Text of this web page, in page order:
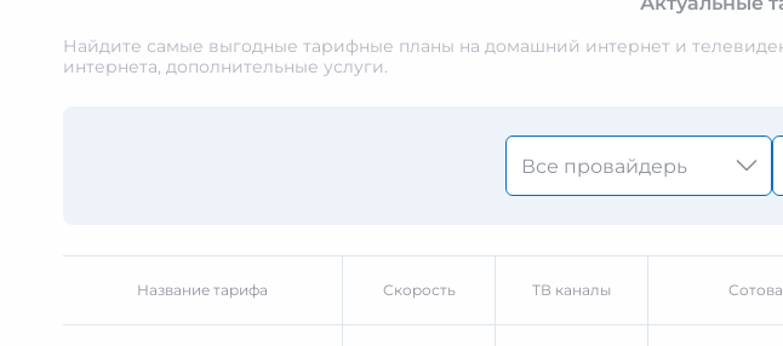
Найдите самые выгодные тарифные планы на домашний интернет и
интернета, дополнительные услуги.
Название тарифа Скорость ТВ каналы